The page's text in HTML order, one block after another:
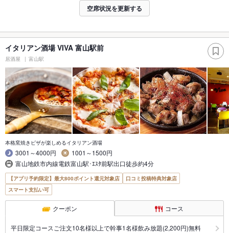
空席状況を更新する
イタリアン酒場 VIVA 富山駅前
居酒屋 富山駅
本格窯焼きピザが楽しめるイタリアン酒場
3001～4000円
1001～1500円
富山地鉄市内線電鉄富山駅･ｴｽﾀ前駅出口徒歩約4分
【アプリ予約限定】最大800ポイント還元対象店
口コミ投稿特典対象店
スマート支払い可
クーポン コース
平日限定コースご注文10名様以上で幹事1名様飲み放題(2,200円)無料